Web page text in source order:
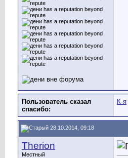
Пользователь сказал
cпасибо:
К-я
28.10.2014, 09:18
Therion
Местный